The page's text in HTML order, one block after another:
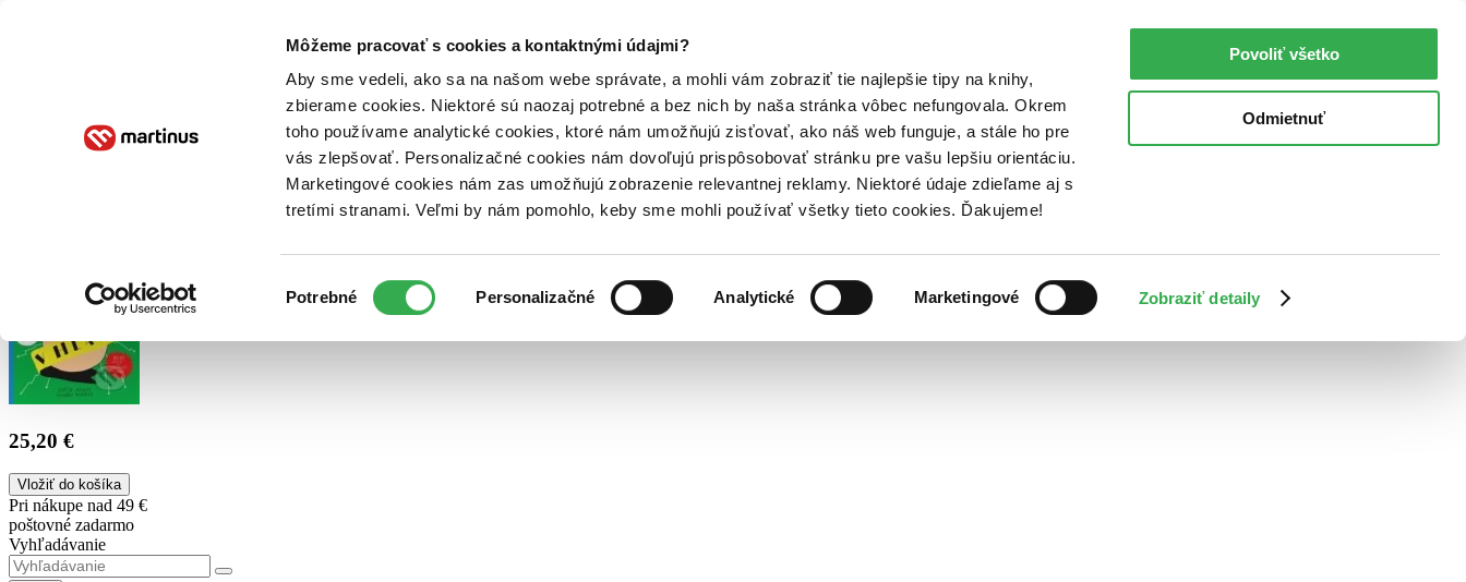
Môžeme pracovať s cookies a kontaktnými údajmi?
Aby sme vedeli, ako sa na našom webe správate, a mohli vám zobraziť tie najlepšie tipy na knihy,
zbierame cookies. Niektoré sú naozaj potrebné a bez nich by naša stránka vôbec nefungovala. Okrem
toho používame analytické cookies, ktoré nám umožňujú zisťovať, ako náš web funguje, a stále ho pre
vás zlepšovať. Personalizačné cookies nám dovoľujú prispôsobovať stránku pre vašu lepšiu orientáciu.
Marketingové cookies nám zas umožňujú zobrazenie relevantnej reklamy. Niektoré údaje zdieľame aj s
tretími stranami. Veľmi by nám pomohlo, keby sme mohli používať všetky tieto cookies. Ďakujeme!
súhlasu
Potrebné Personalizačné Analytické Marketingové Zobraziť detaily
Povoliť všetko
Odmietnuť
Poukážky Kontakt
25,20 €
Vložiť do košíka
Pri nákupe nad 49 €
poštovné zadarmo
Vyhľadávanie